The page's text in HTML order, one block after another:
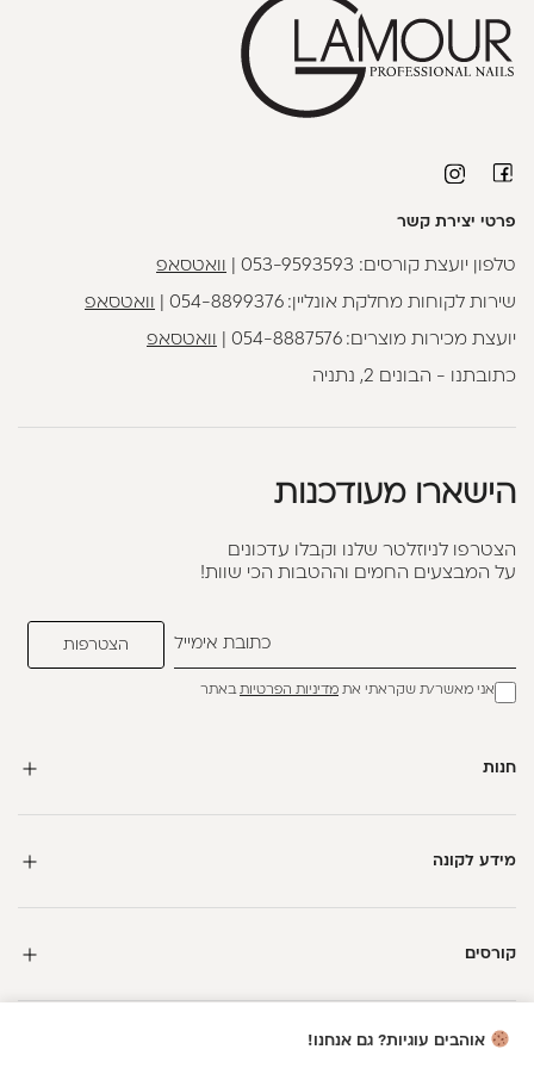
פרטי יצירת קשר
טלפון יועצת קורסים: 053-9593593 וואטסאפ
שירות לקוחות מחלקת אונליין:054-8899376 וואטסאפ
יועצת מכירות מוצרים:054-8887576 וואטסאפ
כתובתנו - הבונים 2, נתניה
הישארו מעודכנות
הצטרפו לניוזלטר שלנו וקבלו עדכונים
על המבצעים החמים וההטבות הכי שוות!
אני מאשר/ת שקראתי את מדיניות הפרטיותבאתר
חנות
מידע לקונה
קורסים
אוהבים עוגיות? גם אנחנו!